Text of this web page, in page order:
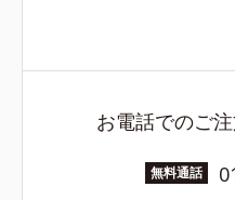
お電話でのご
無料通話